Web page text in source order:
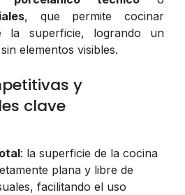
, que permite cocinar
la superficie, logrando un
elementos visibles.
y
clave
: la superficie de la cocina
plana y libre de
facilitando el uso